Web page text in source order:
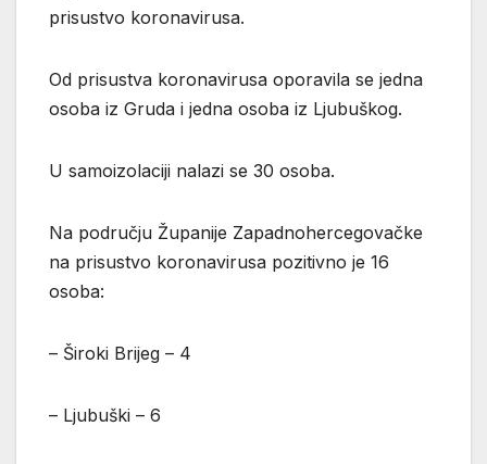
prisustvo koronavirusa.
Od prisustva koronavirusa oporavila se jedna
osoba iz Gruda i jedna osoba iz Ljubuškog.
U samoizolaciji nalazi se 30 osoba.
Na području Županije Zapadnohercegovačke
na prisustvo koronavirusa pozitivno je 16
osoba:
– Široki Brijeg – 4
– Ljubuški – 6